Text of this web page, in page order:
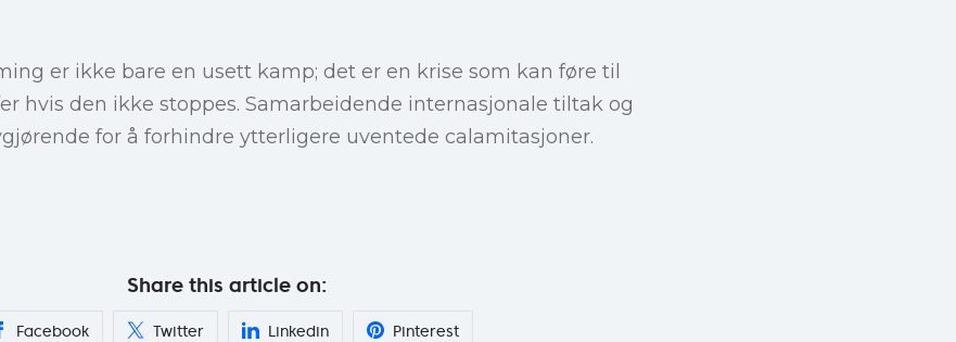
er ikke bare en usett kamp; det er en krise som kan føre til
hvis den ikke stoppes. Samarbeidende internasjonale tiltak og
for å forhindre ytterligere uventede calamitasjoner.
Share this article on:
Facebook Twitter Linkedin Pinterest